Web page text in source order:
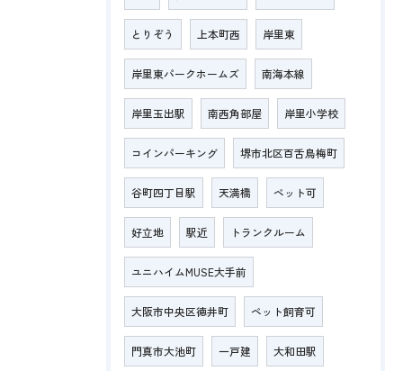
とりぞう 上本町西 岸里東
岸里東パークホームズ 南海本線
岸里玉出駅 南西角部屋 岸里小学校
コインパーキング 堺市北区百舌鳥梅町
谷町四丁目駅 天満橋 ペット可
好立地 駅近 トランクルーム
ユニハイムMUSE大手前
大阪市中央区徳井町 ペット飼育可
門真市大池町 一戸建 大和田駅